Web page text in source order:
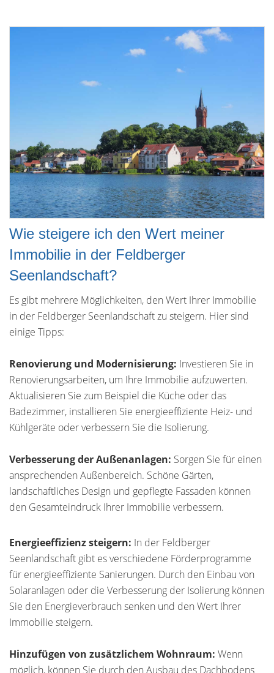
Wie steigere ich den Wert meiner
Immobilie in der Feldberger
Seenlandschaft?
Es gibt mehrere Möglichkeiten, den Wert Ihrer Immobilie
in der Feldberger Seenlandschaft zu steigern. Hier sind
einige Tipps:
Renovierung und Modernisierung: Investieren Sie in
Renovierungsarbeiten, um Ihre Immobilie aufzuwerten.
Aktualisieren Sie zum Beispiel die Küche oder das
Badezimmer, installieren Sie energieeffiziente Heiz- und
Kühlgeräte oder verbessern Sie die Isolierung.
Verbesserung der Außenanlagen: Sorgen Sie für einen
ansprechenden Außenbereich. Schöne Gärten,
landschaftliches Design und gepflegte Fassaden können
den Gesamteindruck Ihrer Immobilie verbessern.
Energieeffizienz steigern: In der Feldberger
Seenlandschaft gibt es verschiedene Förderprogramme
für energieeffiziente Sanierungen. Durch den Einbau von
Solaranlagen oder die Verbesserung der Isolierung können
Sie den Energieverbrauch senken und den Wert Ihrer
Immobilie steigern.
Hinzufügen von zusätzlichem Wohnraum: Wenn
möglich, können Sie durch den Ausbau des Dachbodens